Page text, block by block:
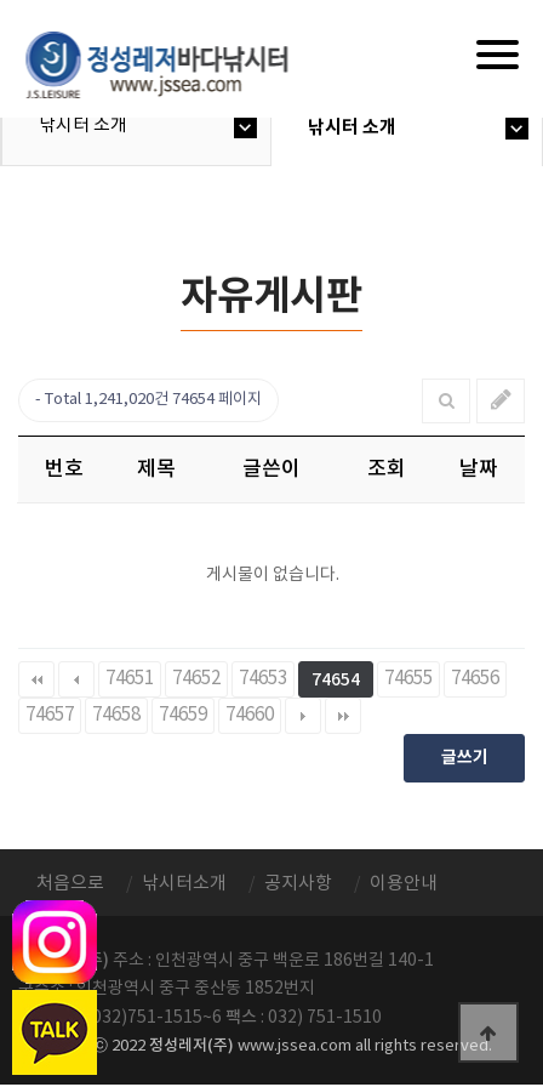
낚시터 소개 낚시터 소개
자유게시판
Total 1,241,020건 74654 페이지
번호 제목 글쓴이 조회 날짜
게시물이 없습니다.
74651 74652 74653 74654 74655
74656
74657
74658 74659 74660
글쓰기
처음으로 낚시터소개 공지사항 이용안내
정성레저(주) 주소 : 인천광역시 중구 백운로 186번길 140-1
구주소 : 인천광역시 중구 중산동 1852번지
전화번호: 032)751-1515~6 팩스 : 032) 751-1510
copyright ⓒ 2022 정성레저(주) www.jssea.com all rights reserved.